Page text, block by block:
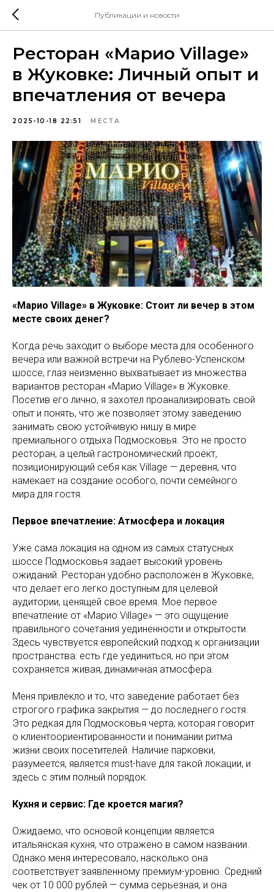
Публикации и новости
Ресторан «Марио Village»
в Жуковке: Личный опыт и
впечатления от вечера
2025-10-18 22:51 МЕСТА
«Марио Village» в Жуковке: Стоит ли вечер в этом
месте своих денег?
Когда речь заходит о выборе места для особенного
вечера или важной встречи на Рублево-Успенском
шоссе, глаз неизменно выхватывает из множества
вариантов ресторан «Марио Village» в Жуковке.
Посетив его лично, я захотел проанализировать свой
опыт и понять, что же позволяет этому заведению
занимать свою устойчивую нишу в мире
премиального отдыха Подмосковья. Это не просто
ресторан, а целый гастрономический проект,
позиционирующий себя как Village — деревня, что
намекает на создание особого, почти семейного
мира для гостя.
Первое впечатление: Атмосфера и локация
Уже сама локация на одном из самых статусных
шоссе Подмосковья задает высокий уровень
ожиданий. Ресторан удобно расположен в Жуковке,
что делает его легко доступным для целевой
аудитории, ценящей свое время. Мое первое
впечатление от «Марио Village» — это ощущение
правильного сочетания уединенности и открытости.
Здесь чувствуется европейский подход к организации
пространства: есть где уединиться, но при этом
сохраняется живая, динамичная атмосфера.
Меня привлекло и то, что заведение работает без
строгого графика закрытия — до последнего гостя.
Это редкая для Подмосковья черта, которая говорит
о клиентоориентированности и понимании ритма
жизни своих посетителей. Наличие парковки,
разумеется, является must-have для такой локации, и
здесь с этим полный порядок.
Кухня и сервис: Где кроется магия?
Ожидаемо, что основой концепции является
итальянская кухня, что отражено в самом названии.
Однако меня интересовало, насколько она
соответствует заявленному премиум-уровню. Средний
чек от 10 000 рублей — сумма серьезная, и она